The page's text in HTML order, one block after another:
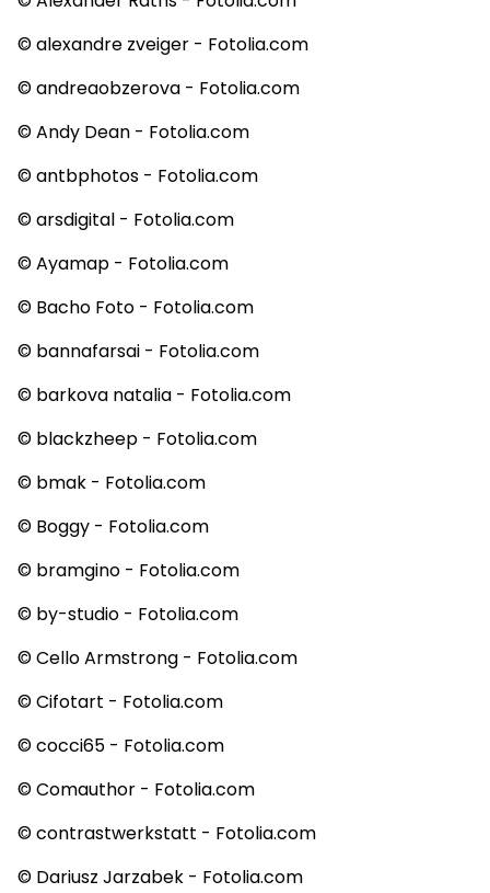
© alexandre zveiger - Fotolia.com
© andreaobzerova - Fotolia.com
© Andy Dean - Fotolia.com
© antbphotos - Fotolia.com
© arsdigital - Fotolia.com
© Ayamap - Fotolia.com
© Bacho Foto - Fotolia.com
© bannafarsai - Fotolia.com
© barkova natalia - Fotolia.com
© blackzheep - Fotolia.com
© bmak - Fotolia.com
© Boggy - Fotolia.com
© bramgino - Fotolia.com
© by-studio - Fotolia.com
© Cello Armstrong - Fotolia.com
© Cifotart - Fotolia.com
© cocci65 - Fotolia.com
© Comauthor - Fotolia.com
© contrastwerkstatt - Fotolia.com
© Dariusz Jarzabek - Fotolia.com